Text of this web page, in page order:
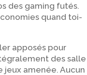
des gaming futés.
quand toi-
apposés pour
des salle
jeux amenée. Aucun